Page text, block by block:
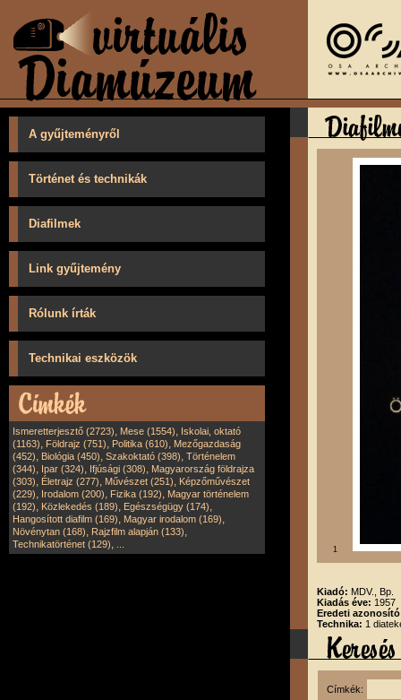
A gyűjteményről
Történet és technikák
Diafilmek
Link gyűjtemény
Rólunk írták
Technikai eszközök
Ismeretterjesztő (2723), Mese (1554), Iskolai, oktató
(1163), Földrajz (751), Politika (610), Mezőgazdaság
(452), Biológia (450), Szakoktató (398), Történelem
(344), Ipar (324), Ifjúsági (308), Magyarország földrajza
(303), Életrajz (277), Művészet (251), Képzőművészet
(229), Irodalom (200), Fizika (192), Magyar történelem
(192), Közlekedés (189), Egészségügy (174),
Hangosított diafilm (169), Magyar irodalom (169),
Növénytan (168), Rajzfilm alapján (133),
Technikatörténet (129), 1
Kiadó: MDV., Bp.
Kiadás éve: 1957
Eredeti
Technika: 1
Címkék: